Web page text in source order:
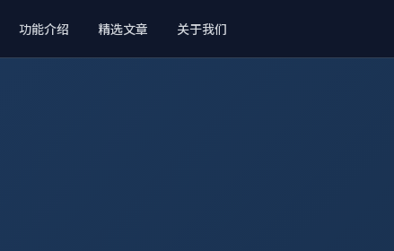
功能介绍 精选文章 关于我们